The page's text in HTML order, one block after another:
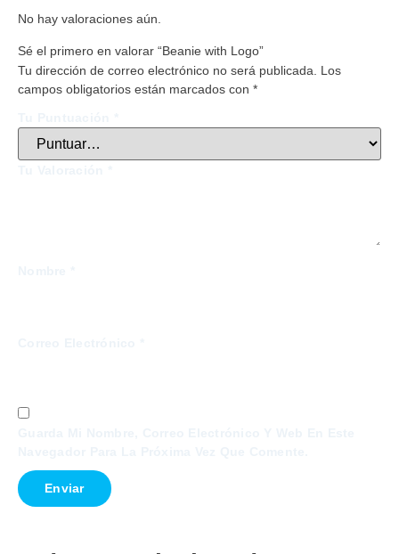
No hay valoraciones aún.
Sé el primero en valorar “Beanie with Logo”
Tu dirección de correo electrónico no será publicada. Los
campos obligatorios están marcados con *